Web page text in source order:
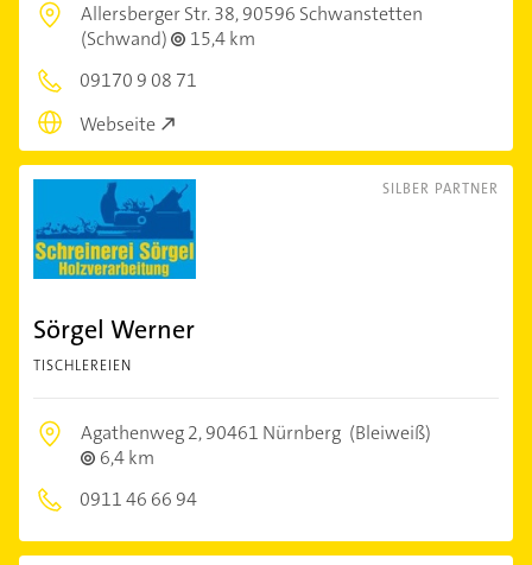
Allersberger Str. 38,90596 Schwanstetten
(Schwand)
15,4 km
09170 9 08 71
Webseite
SILBER PARTNER
Sörgel Werner
TISCHLEREIEN
Agathenweg 2,90461 Nürnberg (Bleiweiß)
6,4 km
0911 46 66 94